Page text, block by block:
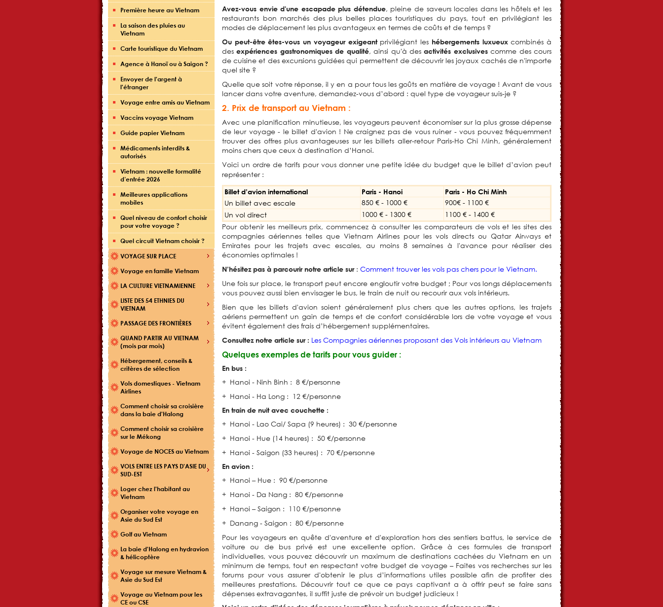
Première heure au Vietnam
La saison des pluies au
Vietnam
Carte touristique du Vietnam
Agence à Hanoï ou à Saigon ?
Envoyer de l'argent à
l'étranger
Voyage entre amis au Vietnam
Vaccins voyage Vietnam
Guide papier Vietnam
Médicaments interdits &
autorisés
Vietnam : nouvelle formalité
d’entrée 2026
Meilleures applications
mobiles
Quel niveau de confort choisir
pour votre voyage ?
Quel circuit Vietnam choisir ?
VOYAGE SUR PLACE
Voyage en famille Vietnam
LA CULTURE VIETNAMIENNE
LISTE DES 54 ETHNIES DU
VIETNAM
PASSAGE DES FRONTIÈRES
QUAND PARTIR AU VIETNAM
(mois par mois)
Hébergement, conseils &
critères de sélection
Vols domestiques - Vietnam
Airlines
Comment choisir sa croisière
dans la baie d'Halong
Comment choisir sa croisière
sur le Mékong
Voyage de NOCES au Vietnam
VOLS ENTRE LES PAYS D'ASIE DU
SUD-EST
Loger chez l'habitant au
Vietnam
Organiser votre voyage en
Asie du Sud Est
Golf au Vietnam
La baie d'Halong en hydravion
& hélicoptère
Voyage sur mesure Vietnam &
Asie du Sud Est
Voyage au Vietnam pour les
CE ou CSE
Avez-vous envie d'une escapade plus détendue, pleine de saveurs locales dans les hôtels et les
restaurants bon marchés des plus belles places touristiques du pays, tout en privilégiant les
modes de déplacement les plus avantageux en termes de coûts et de temps ?
Ou peut-être êtes-vous un voyageur exigeantprivilégiant les hébergements luxueuxcombinés à
desexpériences gastronomiques de qualité, ainsi qu'à desactivités exclusivescomme des cours
de cuisine et des excursions guidées qui permettent de découvrir les joyaux cachés de n'importe
quel site ?
Quelle que soit votre réponse, il y en a pour tous les goûts en matière de voyage ! Avant de vous
lancer dans votre aventure, demandez-vous d’abord : quel type de voyageur suis-je ?
2. Prix de transport au Vietnam :
Avec une planification minutieuse, les voyageurs peuvent économiser sur la plus grosse dépense
de leur voyage - le billet d'avion ! Ne craignez pas de vous ruiner - vous pouvez fréquemment
trouver des offres plus avantageuses sur les billets aller-retour Paris-Ho Chi Minh, généralement
moins chers que ceux à destination d’Hanoi.
Voici un ordre de tarifs pour vous donner une petite idée du budget que le billet d’avion peut
représenter :
Billet d’avion international Paris - Hanoi Paris - Ho Chi Minh
Un billet avec escale 850 € - 1000 €
900€ - 1100 €
Un vol direct
1000 € - 1300 €
1100 € - 1400 €
Pour obtenir les meilleurs prix, commencez à consulter les comparateurs de vols et les sites des
compagnies aériennes telles que Vietnam Airlines pour les vols directs ou Qatar Airways et
Emirates pour les trajets avec escales, au moins 8 semaines à l'avance pour réaliser des
économies optimales !
N’hésitez pas à parcourir notre article sur: Comment trouver les vols pas chers pour le Vietnam.
Une fois sur place, le transport peut encore engloutir votre budget ; Pour vos longs déplacements
vous pouvez aussi bien envisager le bus, le train de nuit ou recourir aux vols intérieurs.
Bien que les billets d'avion soient généralement plus chers que les autres options, les trajets
aériens permettent un gain de temps et de confort considérable lors de votre voyage et vous
évitent également des frais d’hébergement supplémentaires.
Consultez notre article sur : Les Compagnies aériennes proposant des Vols intérieurs au Vietnam
Quelques exemples de tarifs pour vous guider :
En bus :
+ Hanoi - Ninh Binh : 8 €/personne
+ Hanoi - Ha Long : 12 €/personne
En train de nuit avec couchette :
+ Hanoi - Lao Cai/ Sapa (9 heures) : 30 €/personne
+ Hanoi - Hue (14 heures) : 50 €/personne
+ Hanoi - Saigon (33 heures) : 70 €/personne
En avion :
+ Hanoi – Hue : 90 €/personne
+ Hanoi - Da Nang : 80 €/personne
+ Hanoi – Saigon : 110 €/personne
+ Danang - Saigon : 80 €/personne
Pour les voyageurs en quête d'aventure et d'exploration hors des sentiers battus, le service de
voiture ou de bus privé est une excellente option. Grâce à ces formules de transport
individuelles, vous pouvez découvrir un maximum de destinations cachées du Vietnam en un
minimum de temps, tout en respectant votre budget de voyage – Faites vos recherches sur les
forums pour vous assurer d'obtenir le plus d’informations utiles possible afin de profiter des
meilleures prestations. Découvrir tout ce que ce pays captivant a à offrir peut se faire sans
dépenses extravagantes, il suffit juste de prévoir un budget judicieux !